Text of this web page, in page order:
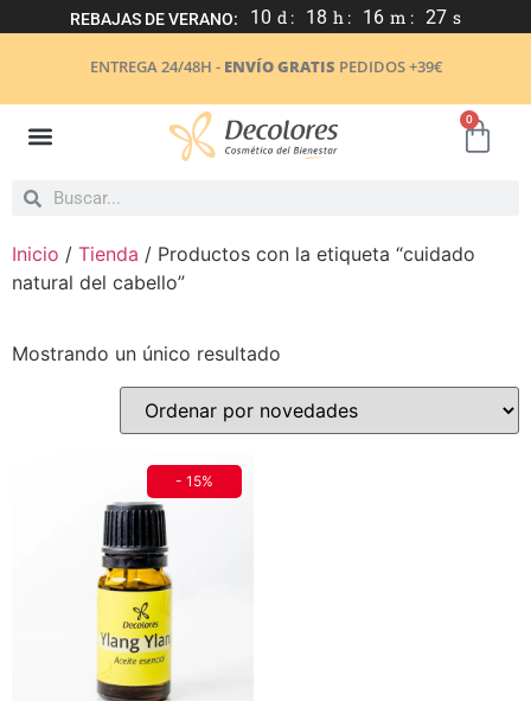
REBAJAS DE VERANO: 10 d : 18 h : 16 m : 27 s
ENTREGA 24/48H - ENVÍO GRATIS PEDIDOS +39€
0
Inicio / Tienda / Productos con la etiqueta “cuidado
natural del cabello”
Mostrando un único resultado
- 15%